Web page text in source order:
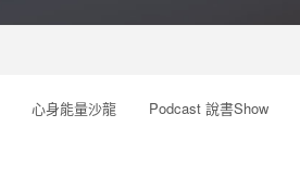
心身能量沙龍 Podcast 說書Show